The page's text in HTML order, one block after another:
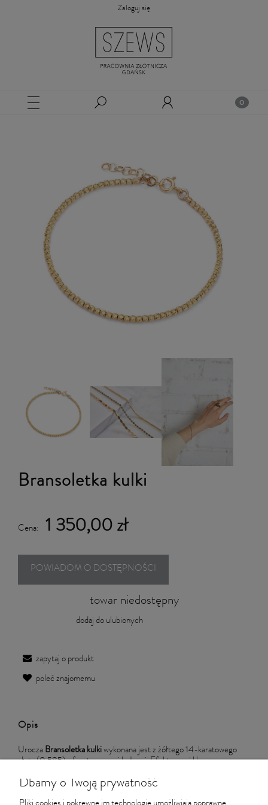
Zaloguj się
Bransoletka kulki
Cena: 1 350,00 zł
POWIADOM O DOSTĘPNOŚCI
towar niedostępny
dodaj do ulubionych
zapytaj o produkt
poleć znajomemu
Opis
Urocza Bransoletka kulki wykonana jest z żółtego 14-karatowego
złota (0,585) z fasetowanymi kulkami. Efektowne i klasyczne
ręczne wykonanie
Dbamy o Twoją prywatność